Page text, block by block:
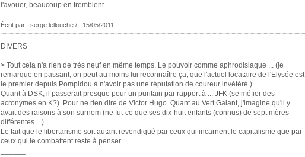
l'avouer, beaucoup en tremblent...
Écrit par : serge lellouche / | 15/05/2011
DIVERS
> Tout cela n'a rien de très neuf en même temps. Le pouvoir comme aphrodisiaque ... (je
remarque en passant, on peut au moins lui reconnaître ça, que l'actuel locataire de l'Elysée est
le premier depuis Pompidou à n'avoir pas une réputation de coureur invétéré.)
Quant à DSK, il passerait presque pour un puritain par rapport à ... JFK (se méfier des
acronymes en K?). Pour ne rien dire de Victor Hugo. Quant au Vert Galant, j'imagine qu'il y
avait des raisons à son surnom (ne fut-ce que ses dix-huit enfants (connus) de sept mères
différentes ...).
Le fait que le libertarisme soit autant revendiqué par ceux qui incarnent le capitalisme que par
ceux qui le combattent reste à penser.